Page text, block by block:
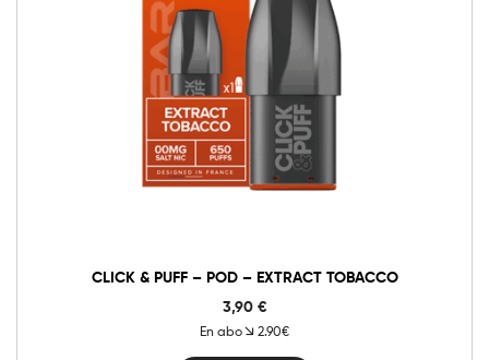
CLICK & PUFF – POD – EXTRACT TOBACCO
3,90 €
En abo 2.90€
0mg 20mg
&
-
Pod
Ajouter au panier